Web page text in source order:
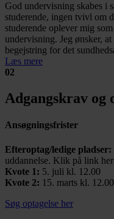
God undervisning skabes i
studerende, ingen tvivl om
studerende oplever mig
undervisning. Jeg ønsker,
begejstring for det
Læs mere
02
Adgangskrav og
Ansøgningsfrister
Efteroptag/ledige pladser:
uddannelse. Klik på link
Kvote 1: 5. juli kl. 12.00
Kvote 2: 15. marts kl. 12.00
Søg optagelse her